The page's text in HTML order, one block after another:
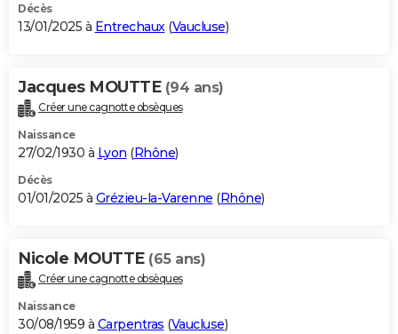
Décès
13/01/2025 à Entrechaux(Vaucluse)
Jacques MOUTTE (94 ans)
Créer une cagnotte obsèques
Naissance
27/02/1930 à Lyon (Rhône)
Décès
01/01/2025 à Grézieu-la-Varenne (Rhône)
Nicole MOUTTE (65 ans)
Créer une cagnotte obsèques
Naissance
30/08/1959 à Carpentras (Vaucluse)